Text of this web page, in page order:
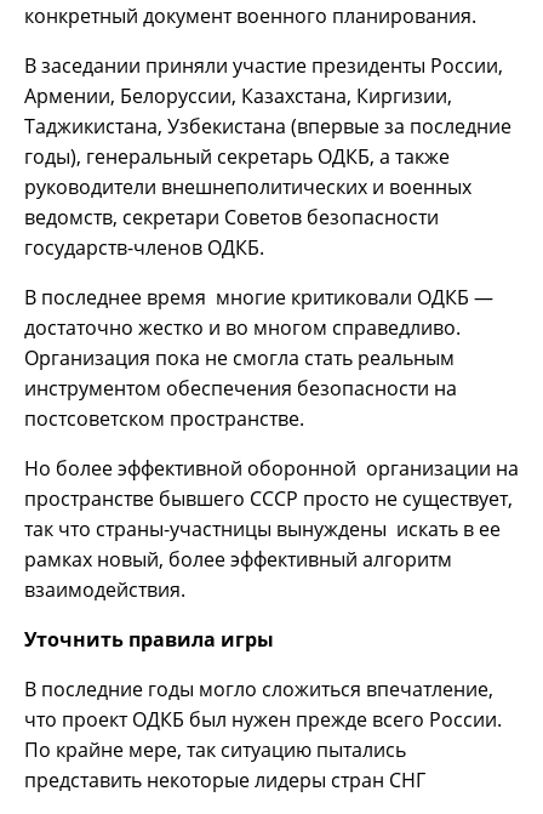
конкретный документ военного планирования.
В заседании приняли участие президенты России,
Армении, Белоруссии, Казахстана, Киргизии,
Таджикистана, Узбекистана (впервые за последние
годы), генеральный секретарь ОДКБ, а также
руководители внешнеполитических и военных
ведомств, секретари Советов безопасности
государств-членов ОДКБ.
В последнее время многие критиковали ОДКБ —
достаточно жестко и во многом справедливо.
Организация пока не смогла стать реальным
инструментом обеспечения безопасности на
постсоветcком пространстве.
Но более эффективной оборонной организации на
пространстве бывшего СССР просто не существует,
так что страны-участницы вынуждены искать в ее
рамках новый, более эффективный алгоритм
взаимодействия.
Уточнить правила игры
В последние годы могло сложиться впечатление,
что проект ОДКБ был нужен прежде всего России.
По крайне мере, так ситуацию пытались
представить некоторые лидеры стран СНГ